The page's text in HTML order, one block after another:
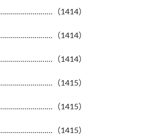
（1414）
（1414）
（1414）
（1415）
（1415）
（1415）